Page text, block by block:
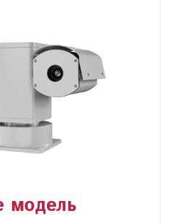
модель